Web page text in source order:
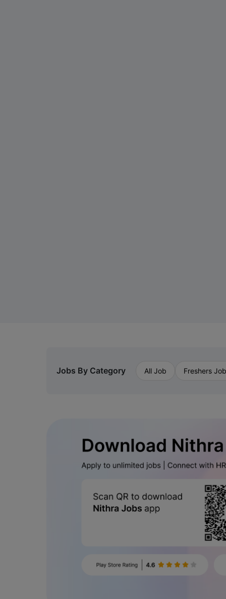
Jobs By Category All Job Freshers Job